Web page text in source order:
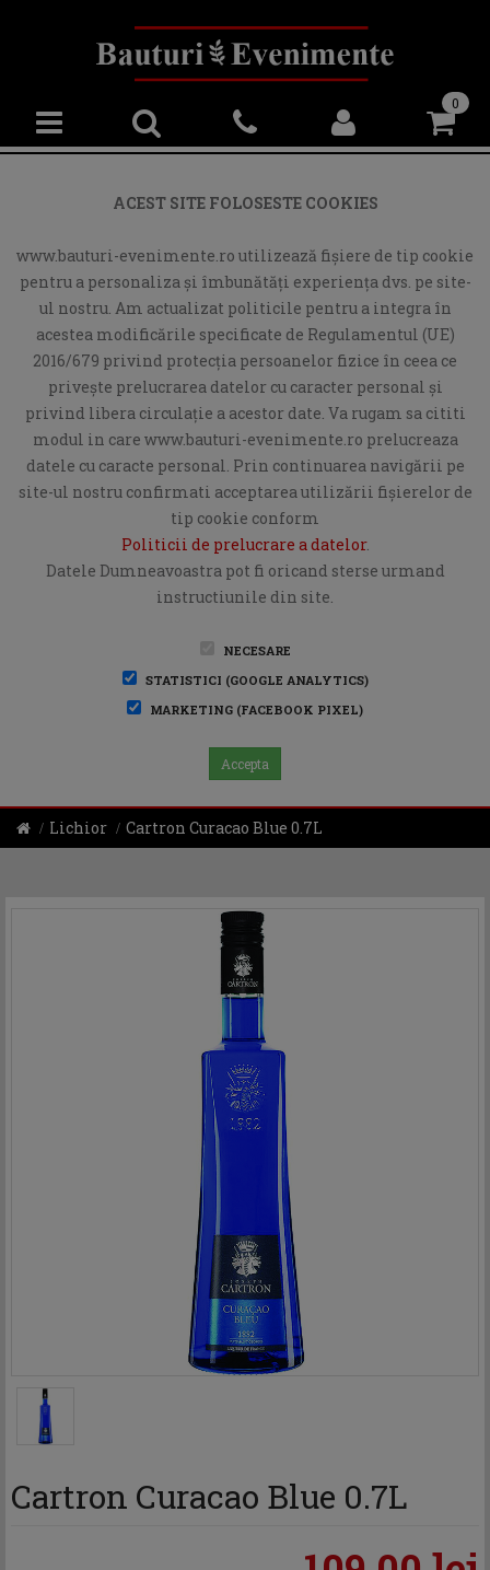
0
ACEST SITE FOLOSESTE COOKIES
www.bauturi-evenimente.ro utilizează fişiere de tip cookie
pentru a personaliza și îmbunătăți experiența dvs. pe site-
ul nostru. Am actualizat politicile pentru a integra în
acestea modificările specificate de Regulamentul (UE)
2016/679 privind protecția persoanelor fizice în ceea ce
privește prelucrarea datelor cu caracter personal și
privind libera circulație a acestor date. Va rugam sa cititi
modul in care www.bauturi-evenimente.ro prelucreaza
datele cu caracte personal. Prin continuarea navigării pe
site-ul nostru confirmati acceptarea utilizării fişierelor de
tip cookie conform
Politicii de prelucrare a datelor.
Datele Dumneavoastra pot fi oricand sterse urmand
instructiunile din site.
NECESARE
STATISTICI (GOOGLE ANALYTICS)
MARKETING (FACEBOOK PIXEL)
Accepta
Lichior Cartron Curacao Blue 0.7L
Cartron Curacao Blue 0.7L